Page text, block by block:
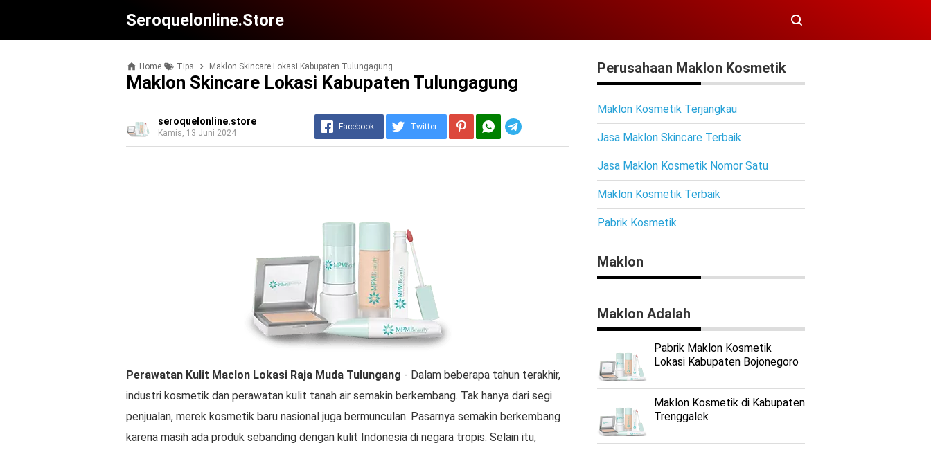
Seroquelonline.store
Home Tips Maklon Skincare Lokasi Kabupaten Tulungagung
Maklon Skincare Lokasi Kabupaten Tulungagung
seroquelonline.store
Kamis, 13 Juni 2024
Facebook Twitter
Perawatan Kulit Maclon Lokasi Raja Muda Tulungang - Dalam beberapa tahun terakhir,
industri kosmetik dan perawatan kulit tanah air semakin berkembang. Tak hanya dari segi
penjualan, merek kosmetik baru nasional juga bermunculan. Pasarnya semakin berkembang
karena masih ada produk sebanding dengan kulit Indonesia di negara tropis. Selain itu,
Perusahaan Maklon Kosmetik
Maklon Kosmetik Terjangkau
Jasa Maklon Skincare Terbaik
Jasa Maklon Kosmetik Nomor Satu
Maklon Kosmetik Terbaik
Pabrik Kosmetik
Maklon
Maklon Adalah
Pabrik Maklon Kosmetik
Lokasi Kabupaten Bojonegoro
Maklon Kosmetik di Kabupaten
Trenggalek